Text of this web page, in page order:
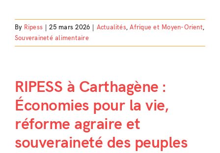
By Ripess 25 mars 2026 Actualités,Afrique et Moyen-Orient,
Souveraineté alimentaire
RIPESS à Carthagène :
Économies pour la vie,
réforme agraire et
souveraineté des peuples